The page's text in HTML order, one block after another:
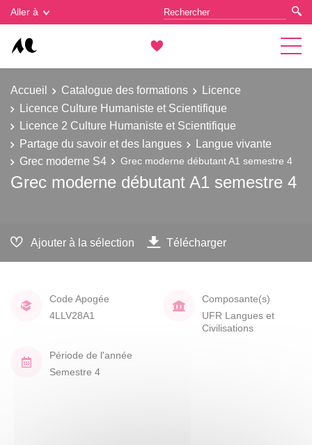
Aller à
Accueil Catalogue des formations
Licence
Licence Culture Humaniste et Scientifique
Licence 2 Culture Humaniste et Scientifique
Partage du savoir et des langues
Langue vivante
Grec moderne S4
Grec moderne débutant A1 semestre 4
Grec moderne débutant A1 semestre 4
Ajouter à la sélection Télécharger
Code Apogée
4LLV28A1
Composante(s)
UFR Langues et
Civilisations
Période de l'année
Semestre 4
Gestion des cookies